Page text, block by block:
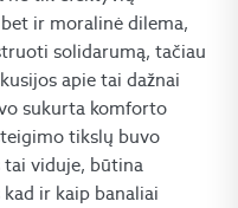
ir moralinė dilema,
solidarumą, tačiau
apie tai dažnai
sukurta komforto
tikslų buvo
viduje, būtina
ir kaip banaliai